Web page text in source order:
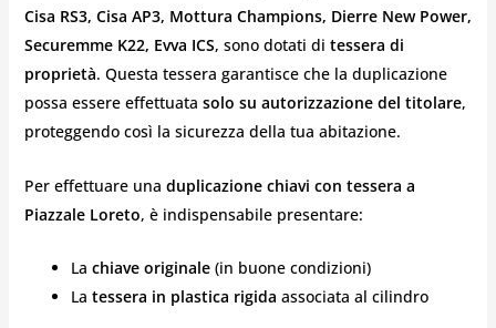
Cisa RS3, Cisa AP3, Mottura Champions, Dierre New Power,
Securemme K22, Evva ICS, sono dotati di tessera di
proprietà. Questa tessera garantisce che la duplicazione
possa essere effettuata solo su autorizzazione del titolare,
proteggendo così la sicurezza della tua abitazione.
Per effettuare una duplicazione chiavi con tessera a
Piazzale Loreto, è indispensabile presentare:
La chiave originale(in buone condizioni)
La tessera in plastica rigida associata al cilindro